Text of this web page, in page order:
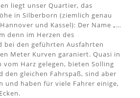
liegt unser Quartier, das
in Silberborn (ziemlich genau
und Kassel): Der Name „…
denn im Herzen des
bei den geführten Ausfahrten
Meter Kurven garaniert. Quasi in
vom Harz gelegen, bieten Solling
den gleichen Fahrspaß, sind aber
und haben für viele Fahrer einige,